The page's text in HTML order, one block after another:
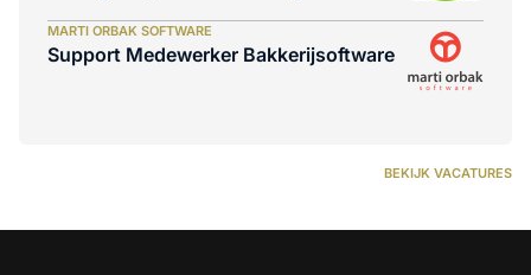
MARTI ORBAK SOFTWARE
Support Medewerker Bakkerijsoftware
BEKIJK VACATURES